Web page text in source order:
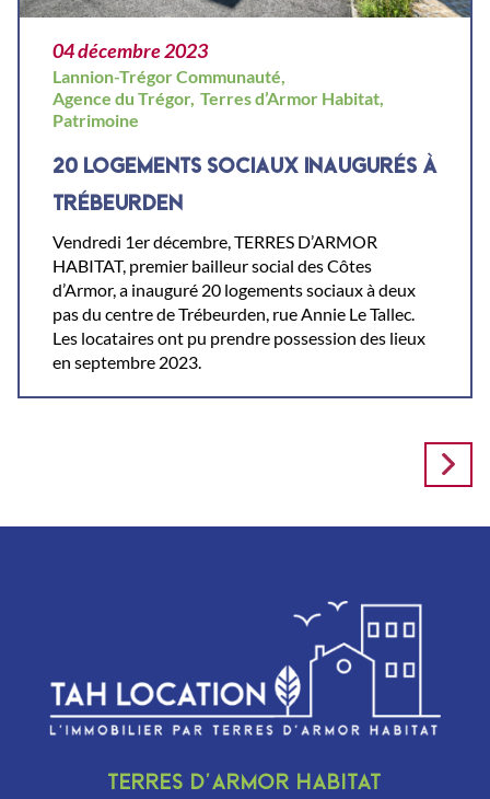
04 décembre 2023
Lannion-Trégor Communauté,
Agence du Trégor, Terres d’Armor Habitat,
Patrimoine
20 LOGEMENTS SOCIAUX INAUGURÉS À
TRÉBEURDEN
Vendredi 1er décembre, TERRES D’ARMOR
HABITAT, premier bailleur social des Côtes
d’Armor, a inauguré 20 logements sociaux à deux
pas du centre de Trébeurden, rue Annie Le Tallec.
Les locataires ont pu prendre possession des lieux
en septembre 2023.
Terres d’Armor Habitat